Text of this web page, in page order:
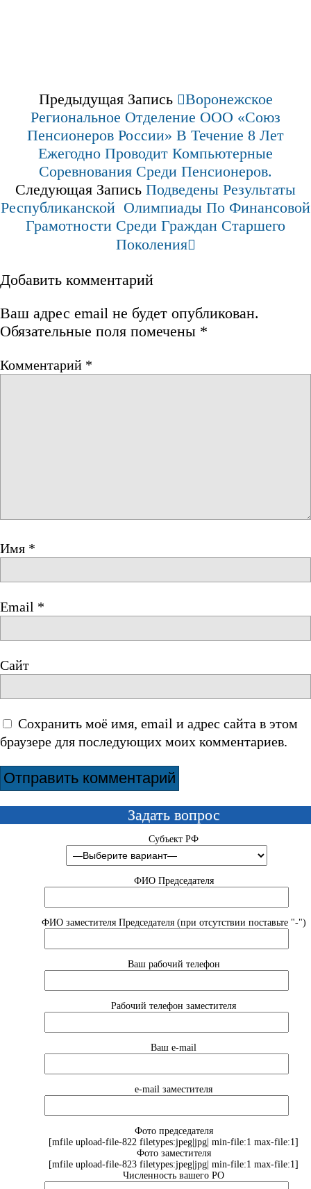
Предыдущая Запись
Воронежское
Региональное Отделение ООО «Союз
Пенсионеров России» В Течение 8 Лет
Ежегодно Проводит Компьютерные
Соревнования Среди Пенсионеров.
Следующая Запись Подведены Результаты
Республиканской Олимпиады По Финансовой
Грамотности Среди Граждан Старшего
Поколения
Добавить комментарий
Ваш адрес email не будет опубликован.
Обязательные поля помечены *
Комментарий *
Имя *
Email *
Сайт
Сохранить моё имя, email и адрес сайта в этом
браузере для последующих моих комментариев.
Задать вопрос
Субъект РФ
ФИО Председателя
ФИО заместителя Председателя (при отсутствии поставьте "-")
Ваш рабочий телефон
Рабочий телефон заместителя
Ваш e-mail
e-mail заместителя
Фото председателя
[mfile upload-file-822 filetypes:jpeg|jpg| min-file:1 max-file:1]
Фото заместителя
[mfile upload-file-823 filetypes:jpeg|jpg| min-file:1 max-file:1]
Численность вашего РО